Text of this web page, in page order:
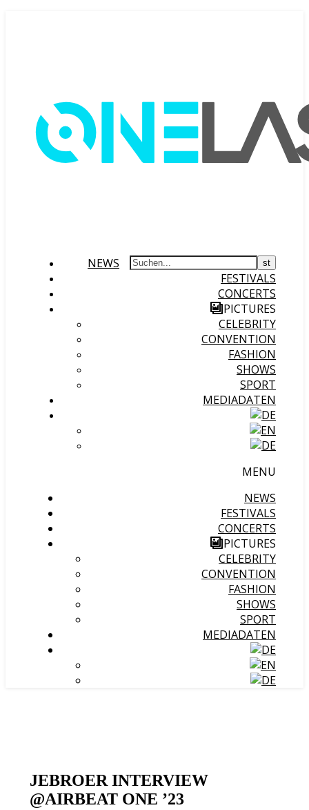
NEWS
FESTIVALS
CONCERTS
PICTURES
CELEBRITY
CONVENTION
FASHION
SHOWS
SPORT
MEDIADATEN
MENU
NEWS
FESTIVALS
CONCERTS
PICTURES
CELEBRITY
CONVENTION
FASHION
SHOWS
SPORT
MEDIADATEN
JEBROER INTERVIEW
@AIRBEAT ONE ’23